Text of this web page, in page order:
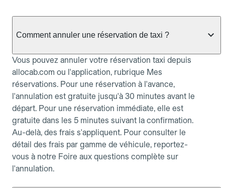
Comment annuler une réservation de taxi ?
Vous pouvez annuler votre réservation taxi depuis
allocab.com ou l'application, rubrique Mes
réservations. Pour une réservation à l'avance,
l'annulation est gratuite jusqu'à 30 minutes avant le
départ. Pour une réservation immédiate, elle est
gratuite dans les 5 minutes suivant la confirmation.
Au-delà, des frais s'appliquent. Pour consulter le
détail des frais par gamme de véhicule, reportez-
vous à notre Foire aux questions complète sur
l'annulation.